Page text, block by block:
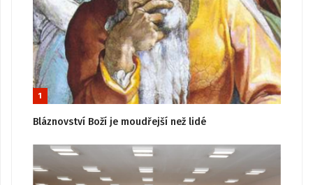
1
Bláznovství Boží je moudřejší než lidé